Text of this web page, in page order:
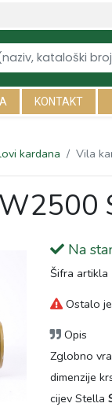
KONTAKT
kardana Vila
Na
Šifra artikla
Ostalo
Opis
Zglobno
dimenzije
cijev Stella